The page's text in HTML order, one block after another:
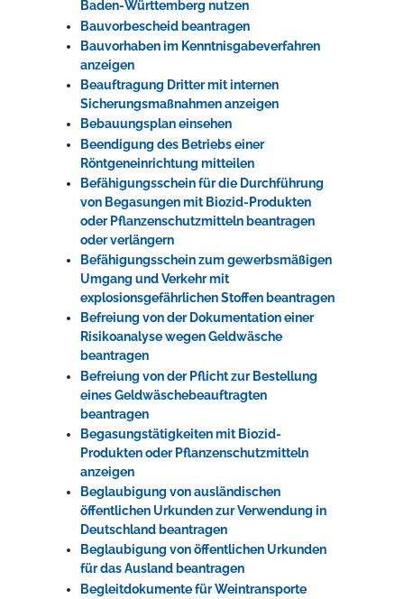
Baden-Württemberg nutzen
Bauvorbescheid beantragen
Bauvorhaben im Kenntnisgabeverfahren
anzeigen
Beauftragung Dritter mit internen
Sicherungsmaßnahmen anzeigen
Bebauungsplan einsehen
Beendigung des Betriebs einer
Röntgeneinrichtung mitteilen
Befähigungsschein für die Durchführung
von Begasungen mit Biozid-Produkten
oder Pflanzenschutzmitteln beantragen
oder verlängern
Befähigungsschein zum gewerbsmäßigen
Umgang und Verkehr mit
explosionsgefährlichen Stoffen beantragen
Befreiung von der Dokumentation einer
Risikoanalyse wegen Geldwäsche
beantragen
Befreiung von der Pflicht zur Bestellung
eines Geldwäschebeauftragten
beantragen
Begasungstätigkeiten mit Biozid-
Produkten oder Pflanzenschutzmitteln
anzeigen
Beglaubigung von ausländischen
öffentlichen Urkunden zur Verwendung in
Deutschland beantragen
Beglaubigung von öffentlichen Urkunden
für das Ausland beantragen
Begleitdokumente für Weintransporte